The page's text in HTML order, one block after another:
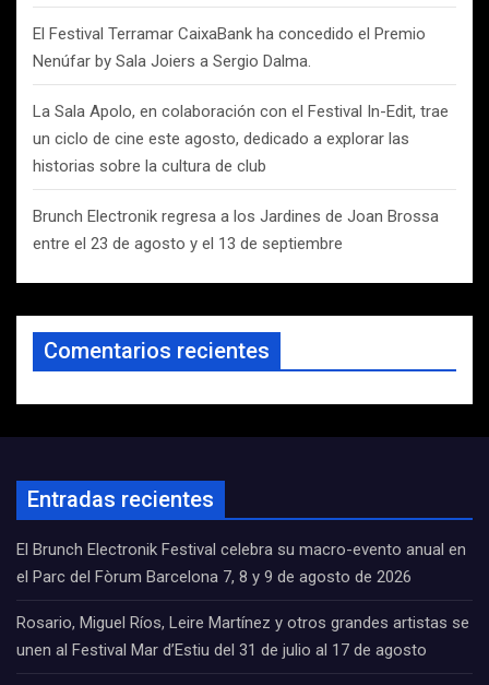
El Festival Terramar CaixaBank ha concedido el Premio
Nenúfar by Sala Joiers a Sergio Dalma.
La Sala Apolo, en colaboración con el Festival In-Edit, trae
un ciclo de cine este agosto, dedicado a explorar las
historias sobre la cultura de club
Brunch Electronik regresa a los Jardines de Joan Brossa
entre el 23 de agosto y el 13 de septiembre
Comentarios recientes
Entradas recientes
El Brunch Electronik Festival celebra su macro-evento anual en
el Parc del Fòrum Barcelona 7, 8 y 9 de agosto de 2026
Rosario, Miguel Ríos, Leire Martínez y otros grandes artistas se
unen al Festival Mar d’Estiu del 31 de julio al 17 de agosto